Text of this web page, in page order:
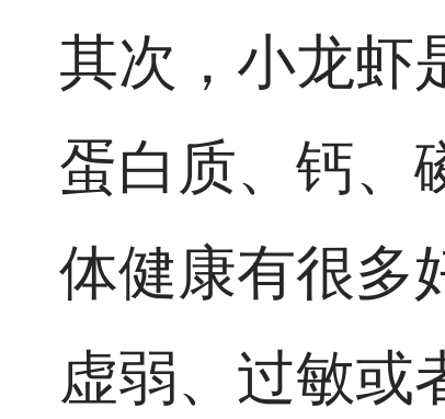
其次，小龙虾
蛋白质、钙、
体健康有很多
虚弱、过敏或